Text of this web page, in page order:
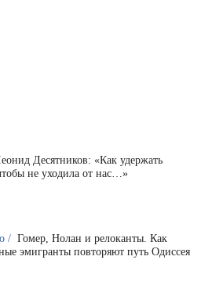
Десятников: «Как удержать
не уходила от нас…»
/ Гомер, Нолан и релоканты. Как
эмигранты повторяют путь Одиссея